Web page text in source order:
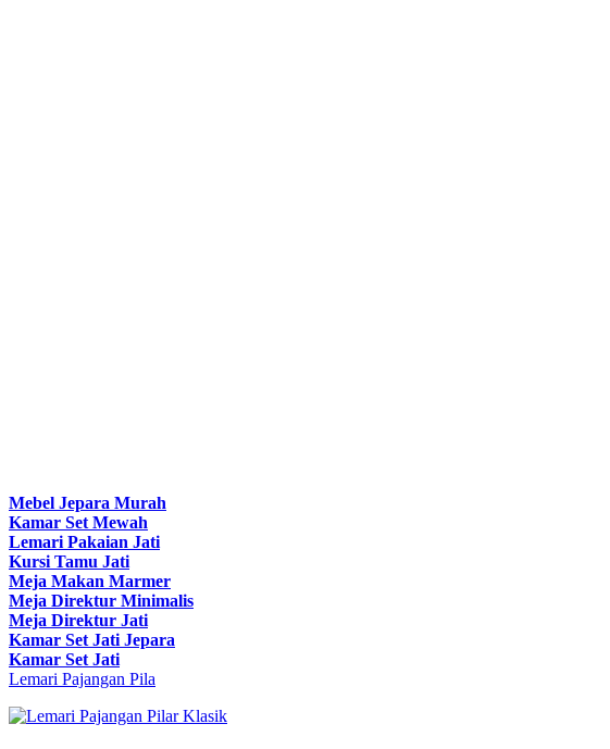
Mebel Jepara Murah
Kamar Set Mewah
Lemari Pakaian Jati
Kursi Tamu Jati
Meja Makan Marmer
Meja Direktur Minimalis
Meja Direktur Jati
Kamar Set Jati Jepara
Kamar Set Jati
Lemari Pajangan Pila